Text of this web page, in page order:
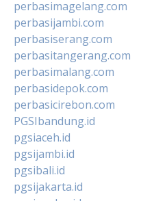
perbasimagelang.com
perbasijambi.com
perbasiserang.com
perbasitangerang.com
perbasimalang.com
perbasidepok.com
perbasicirebon.com
PGSIbandung.id
pgsiaceh.id
pgsijambi.id
pgsibali.id
pgsijakarta.id